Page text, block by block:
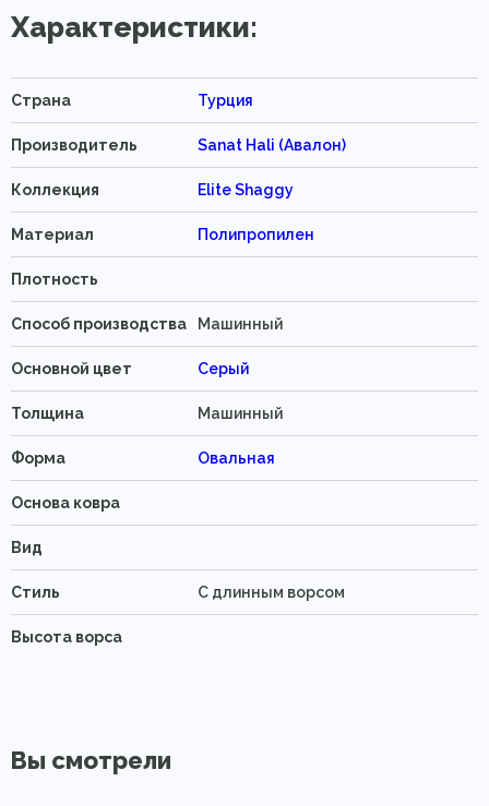
Характеристики:
Страна Турция
Производитель Sanat Hali (Авалон)
Коллекция Elite Shaggy
Материал Полипропилен
Плотность
Способ производства Машинный
Основной цвет Серый
Толщина Машинный
Форма Овальная
Основа ковра
Вид
Стиль С длинным ворсом
Высота ворса
Вы смотрели